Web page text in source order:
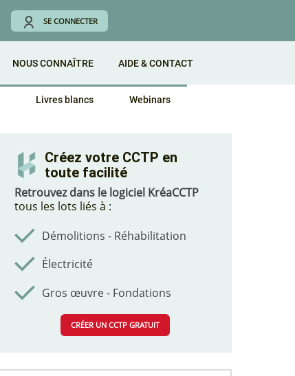
SE CONNECTER
Livres blancs Webinars
NOUS CONNAÎTRE AIDE & CONTACT
Créez votre CCTP en
toute facilité
Retrouvez dans le logiciel KréaCCTP
tous les lots liés à :
Démolitions - Réhabilitation
Électricité
Gros œuvre - Fondations
CRÉER UN CCTP GRATUIT